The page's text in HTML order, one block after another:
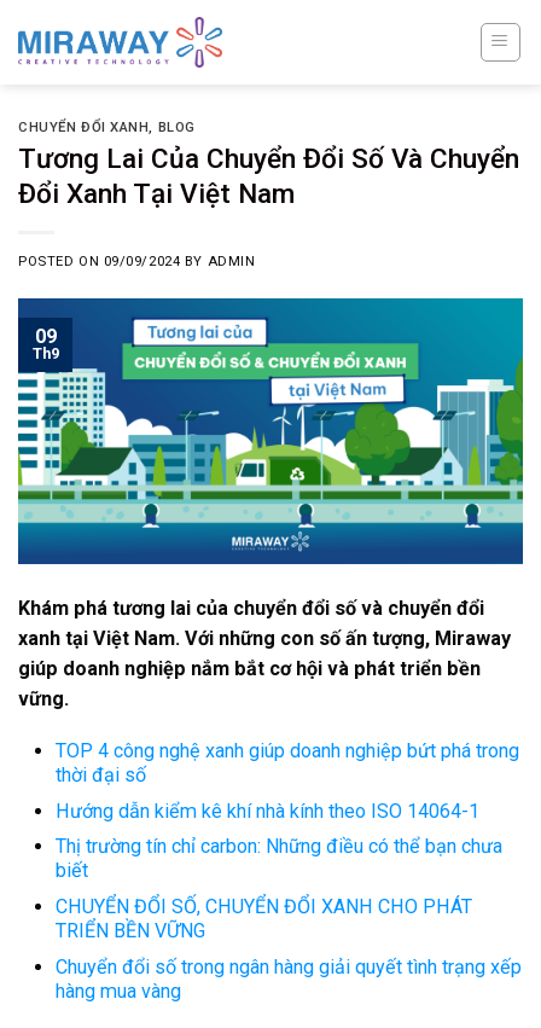
CHUYỂN ĐỔI XANH, BLOG
Tương Lai Của Chuyển Đổi Số Và Chuyển
Đổi Xanh Tại Việt Nam
POSTED ON 09/09/2024 BY ADMIN
09
Th9
Khám phá tương lai của chuyển đổi số và chuyển đổi
xanh tại Việt Nam. Với những con số ấn tượng, Miraway
giúp doanh nghiệp nắm bắt cơ hội và phát triển bền
vững.
TOP 4 công nghệ xanh giúp doanh nghiệp bứt phá trong
thời đại số
Hướng dẫn kiểm kê khí nhà kính theo ISO 14064-1
Thị trường tín chỉ carbon: Những điều có thể bạn chưa
biết
CHUYỂN ĐỔI SỐ, CHUYỂN ĐỔI XANH CHO PHÁT
TRIỂN BỀN VỮNG
Chuyển đổi số trong ngân hàng giải quyết tình trạng xếp
hàng mua vàng